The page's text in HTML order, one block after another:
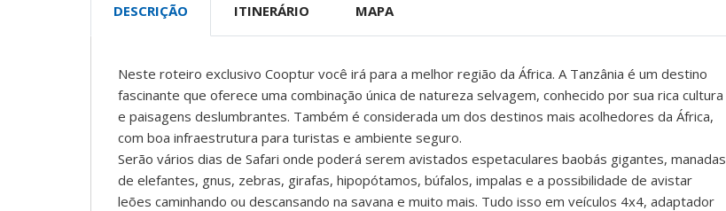
DESCRIÇÃO ITINERÁRIO MAPA
Neste roteiro exclusivo Cooptur você irá para a melhor região da África. A Tanzânia é um destino
fascinante que oferece uma combinação única de natureza selvagem, conhecido por sua rica cultura
e paisagens deslumbrantes. Também é considerada um dos destinos mais acolhedores da África,
com boa infraestrutura para turistas e ambiente seguro.
Serão vários dias de Safari onde poderá serem avistados espetaculares baobás gigantes, manadas
de elefantes, gnus, zebras, girafas, hipopótamos, búfalos, impalas e a possibilidade de avistar
leões caminhando ou descansando na savana e muito mais. Tudo isso em veículos 4x4, adaptador